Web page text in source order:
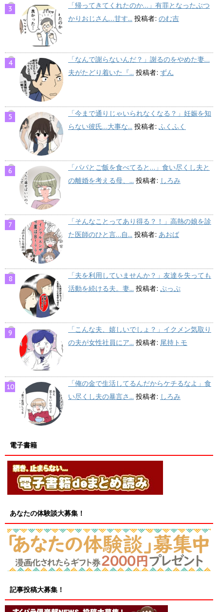
「帰ってきてくれたのか…」有罪となったぶつ
かりおじさん…甘す... 投稿者: のむ吉
「なんで謝らないんだ？」謝るのをやめた妻…
夫がたどり着いた『... 投稿者: ずん
「今まで通りじゃいられなくなる？」妊娠を知
らない彼氏…大事な... 投稿者: ふくふく
「パパとご飯を食べてると…」食い尽くし夫と
の離婚を考える母、... 投稿者: しろみ
「そんなことってあり得る？！」高熱の娘を診
た医師のひと言…自... 投稿者: あおば
「夫を利用していませんか？」友達を失っても
活動を続ける夫。妻... 投稿者: ぷっぷ
「こんな夫、嬉しいでしょ？」イクメン気取り
の夫が女性社員にア... 投稿者: 尾持トモ
「俺の金で生活してるんだからケチるなよ」食
い尽くし夫の暴言さ... 投稿者: しろみ
電子書籍
あなたの体験談大募集！
記事投稿大募集！